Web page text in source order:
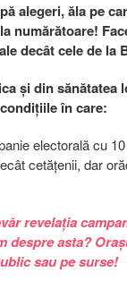
alegeri, ăla pe
numărătoare!
decât cele de la
și din sănătatea
în care:
electorală cu
cetățenii, dar
revelația
despre asta?
sau pe surse!